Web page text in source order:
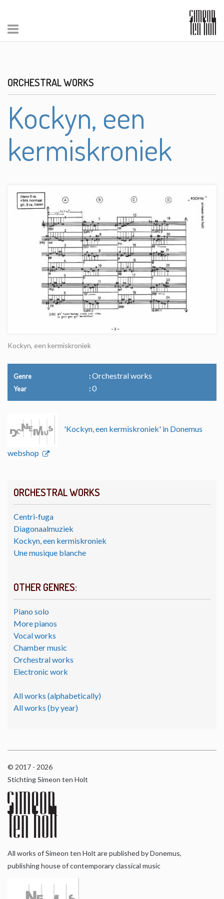
ORCHESTRAL WORKS
Centri-fuga
Diagonaalmuziek
Kockyn, een kermiskroniek
Une musique blanche
OTHER GENRES:
Piano solo
More pianos
Vocal works
Chamber music
Orchestral works
Electronic work
All works (alphabetically)
All works (by year)
ORCHESTRAL WORKS
Kockyn, een
kermiskroniek
Kockyn, een kermiskroniek
Genre Orchestral works
Year 0
'Kockyn, een kermiskroniek' in Donemus
webshop
© 2017 - 2026
Stichting Simeon ten Holt
All works of Simeon ten Holt are published by Donemus,
publishing house of contemporary classical music